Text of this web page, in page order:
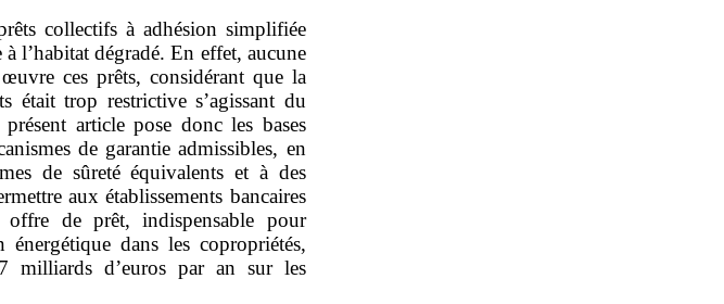
collectifs à adhésion simplifiée
l’habitat dégradé. En effet, aucune
ces prêts, considérant que la
était trop restrictive s’agissant du
article pose donc les bases
de garantie admissibles, en
de sûreté équivalents et à des
aux établissements bancaires
offre de prêt, indispensable pour
dans les copropriétés,
milliards d’euros par an sur les